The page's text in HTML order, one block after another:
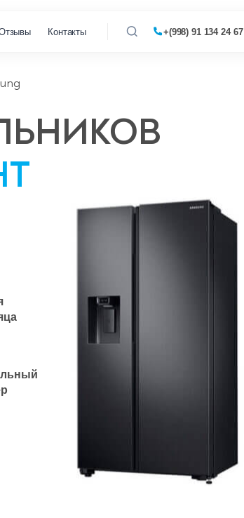
Контакты +(998) 91 134 24 67